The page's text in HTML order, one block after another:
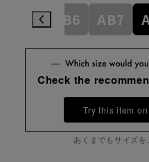
AB6 AB7
Check the
Try this item on
あくまでもサイズを